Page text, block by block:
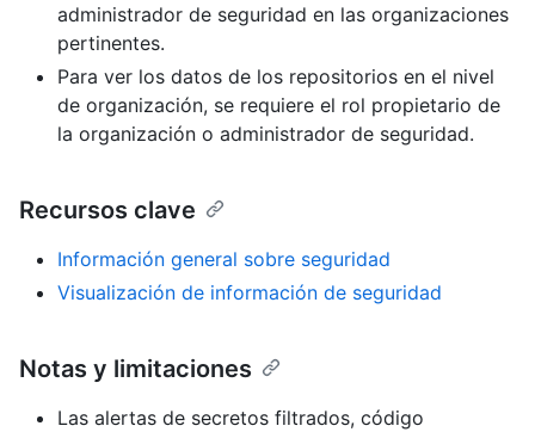
administrador de seguridad en las organizaciones
pertinentes.
Para ver los datos de los repositorios en el nivel
de organización, se requiere el rol propietario de
la organización o administrador de seguridad.
Recursos clave
Información general sobre seguridad
Visualización de información de seguridad
Notas y limitaciones
Las alertas de secretos filtrados, código